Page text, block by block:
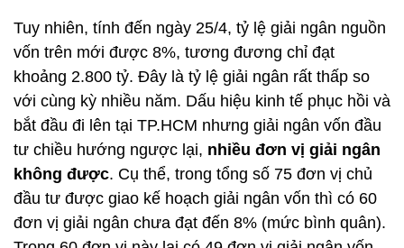
Tuy nhiên, tính đến ngày 25/4, tỷ lệ giải ngân nguồn
vốn trên mới được 8%, tương đương chỉ đạt
khoảng 2.800 tỷ. Đây là tỷ lệ giải ngân rất thấp so
với cùng kỳ nhiều năm. Dấu hiệu kinh tế phục hồi và
bắt đầu đi lên tại TP.HCM nhưng giải ngân vốn đầu
tư chiều hướng ngược lại, nhiều đơn vị giải ngân
không được. Cụ thể, trong tổng số 75 đơn vị chủ
đầu tư được giao kế hoạch giải ngân vốn thì có 60
đơn vị giải ngân chưa đạt đến 8% (mức bình quân).